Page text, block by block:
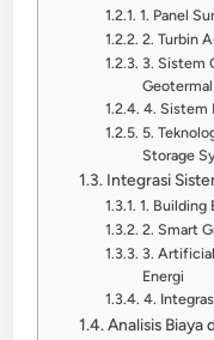
1. Panel
2. Turbin
3. Sistem
4. Sistem
5.
Storage
Integrasi
1. Building
2. Smart
3.
Energi
4.
Analisis Biaya